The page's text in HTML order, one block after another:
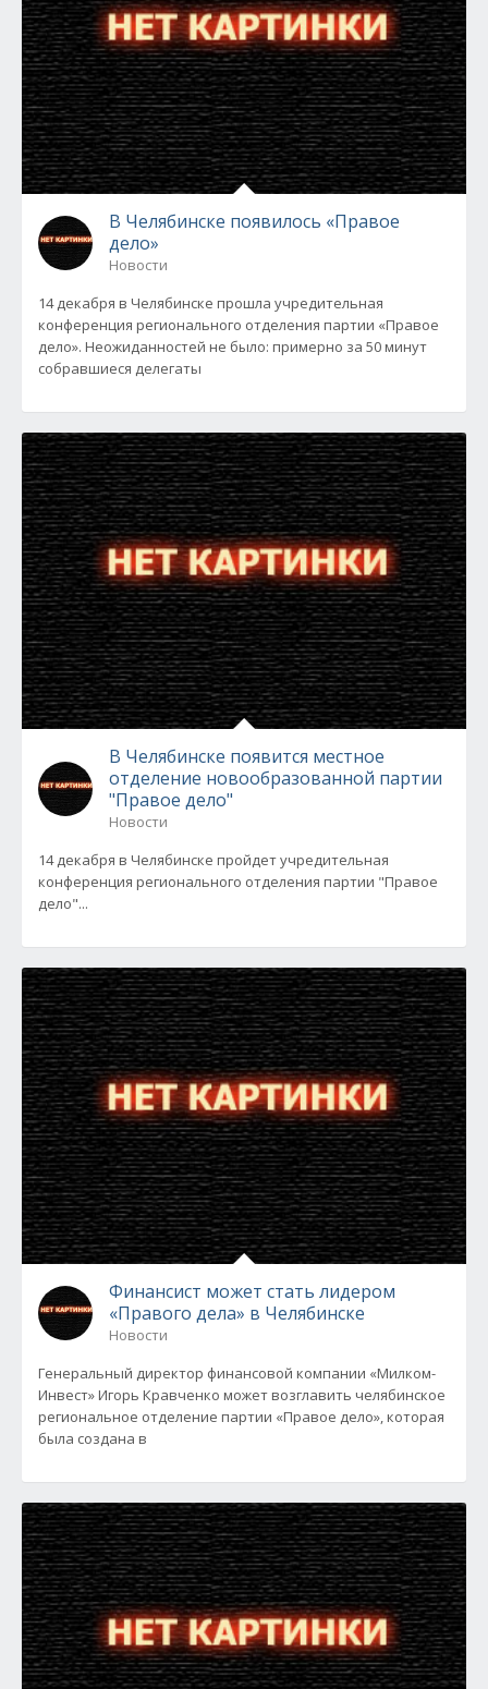
В Челябинске появилось «Правое
дело»
Новости
14 декабря в Челябинске прошла учредительная
конференция регионального отделения партии «Правое
дело». Неожиданностей не было: примерно за 50 минут
собравшиеся делегаты
В Челябинске появится местное
отделение новообразованной партии
"Правое дело"
Новости
14 декабря в Челябинске пройдет учредительная
конференция регионального отделения партии "Правое
дело"...
Финансист может стать лидером
«Правого дела» в Челябинске
Новости
Генеральный директор финансовой компании «Милком-
Инвест» Игорь Кравченко может возглавить челябинское
региональное отделение партии «Правое дело», которая
была создана в